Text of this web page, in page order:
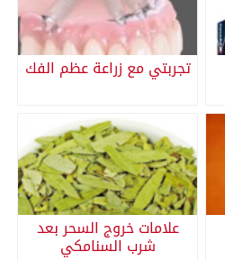
تجربتي مع زراعة عظم الفك
علامات خروج السحر بعد
شرب السنامكي